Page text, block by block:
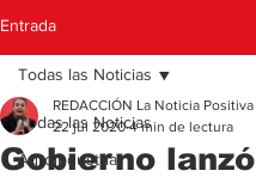
Entrada
Todas las Noticias
Agroindustria
Todas las Noticias
Gobierno lanzó
REDACCIÓN La Noticia Positiva
22 jul 2020 4 min de lectura